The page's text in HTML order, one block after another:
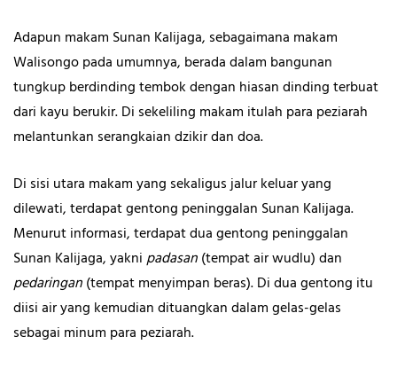
Adapun makam Sunan Kalijaga, sebagaimana makam
Walisongo pada umumnya, berada dalam bangunan
tungkup berdinding tembok dengan hiasan dinding terbuat
dari kayu berukir. Di sekeliling makam itulah para peziarah
melantunkan serangkaian dzikir dan doa.
Di sisi utara makam yang sekaligus jalur keluar yang
dilewati, terdapat gentong peninggalan Sunan Kalijaga.
Menurut informasi, terdapat dua gentong peninggalan
Sunan Kalijaga, yaknipadasan(tempat air wudlu) dan
pedaringan(tempat menyimpan beras). Di dua gentong itu
diisi air yang kemudian dituangkan dalam gelas-gelas
sebagai minum para peziarah.